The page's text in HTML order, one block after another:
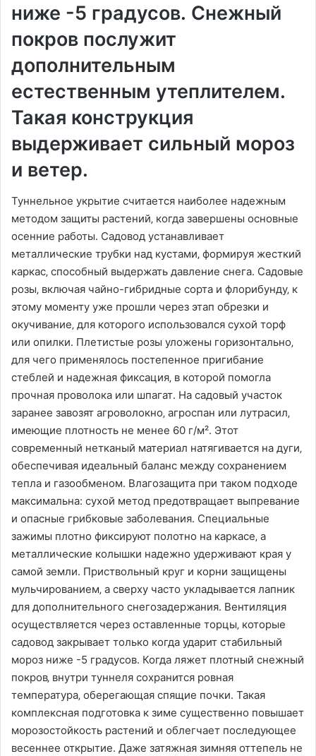
ниже -5 градусов․ Снежный
покров послужит
дополнительным
естественным утеплителем․
Такая конструкция
выдерживает сильный мороз
и ветер․
Туннельное укрытие считается наиболее надежным
методом защиты растений‚ когда завершены основные
осенние работы․ Садовод устанавливает
металлические трубки над кустами‚ формируя жесткий
каркас‚ способный выдержать давление снега․ Садовые
розы‚ включая чайно-гибридные сорта и флорибунду‚ к
этому моменту уже прошли через этап обрезки и
окучивание‚ для которого использовался сухой торф
или опилки․ Плетистые розы уложены горизонтально‚
для чего применялось постепенное пригибание
стеблей и надежная фиксация‚ в которой помогла
прочная проволока или шпагат․ На садовый участок
заранее завозят агроволокно‚ агроспан или лутрасил‚
имеющие плотность не менее 60 г/м²․ Этот
современный нетканый материал натягивается на дуги‚
обеспечивая идеальный баланс между сохранением
тепла и газообменом․ Влагозащита при таком подходе
максимальна: сухой метод предотвращает выпревание
и опасные грибковые заболевания․ Специальные
зажимы плотно фиксируют полотно на каркасе‚ а
металлические колышки надежно удерживают края у
самой земли․ Приствольный круг и корни защищены
мульчированием‚ а сверху часто укладывается лапник
для дополнительного снегозадержания․ Вентиляция
осуществляется через оставленные торцы‚ которые
садовод закрывает только когда ударит стабильный
мороз ниже -5 градусов․ Когда ляжет плотный снежный
покров‚ внутри туннеля сохранится ровная
температура‚ оберегающая спящие почки․ Такая
комплексная подготовка к зиме существенно повышает
морозостойкость растений и облегчает последующее
весеннее открытие․ Даже затяжная зимняя оттепель не